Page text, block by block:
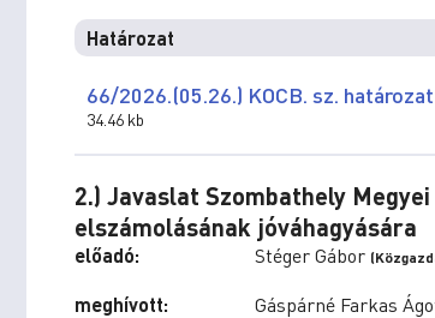
Határozat
66/2026.(05.26.) KOCB. sz. határozat
34.46 kb
2.) Javaslat Szombathely
elszámolásának jóváhagyására
előadó: Stéger Gábor
meghívott: Gáspárné Farkas